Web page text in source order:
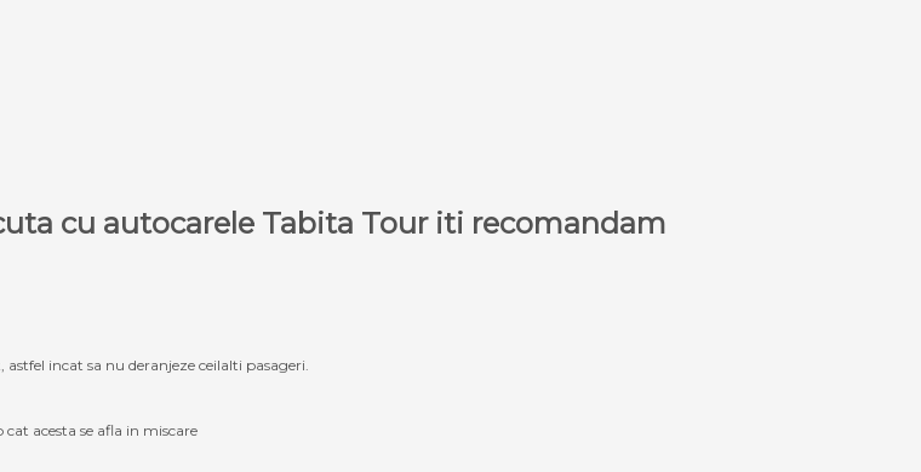
cu autocarele Tabita Tour iti recomandam
incat sa nu deranjeze ceilalti pasageri.
acesta se afla in miscare